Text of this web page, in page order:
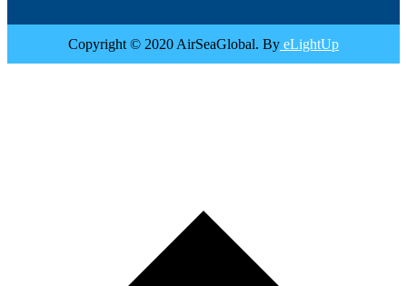
Copyright © 2020 AirSeaGlobal. By eLightUp